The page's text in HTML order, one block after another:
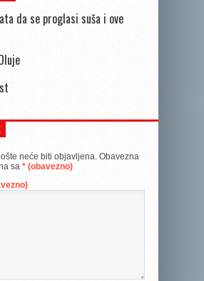
da se proglasi suša i ove
neće biti objavljena. Obavezna
sa * (obavezno)